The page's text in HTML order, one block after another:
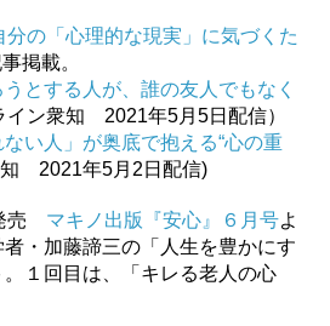
分の「心理的な現実」に気づくた
掲載。
とする人が、誰の友人でもなく
イン衆知 2021年5月5日配信）
ない人」が奥底で抱える“心の重
2021年5月2日配信)
売 マキノ出版『安心』６月号よ
・加藤諦三の「人生を豊かにす
１回目は、「キレる老人の心